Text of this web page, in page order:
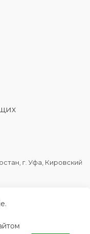
г. Уфа, Кировский